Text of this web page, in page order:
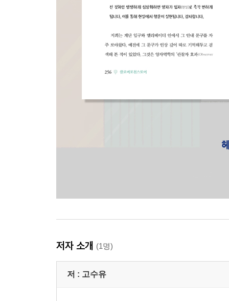
저자 소개 (1명)
저 : 고수유